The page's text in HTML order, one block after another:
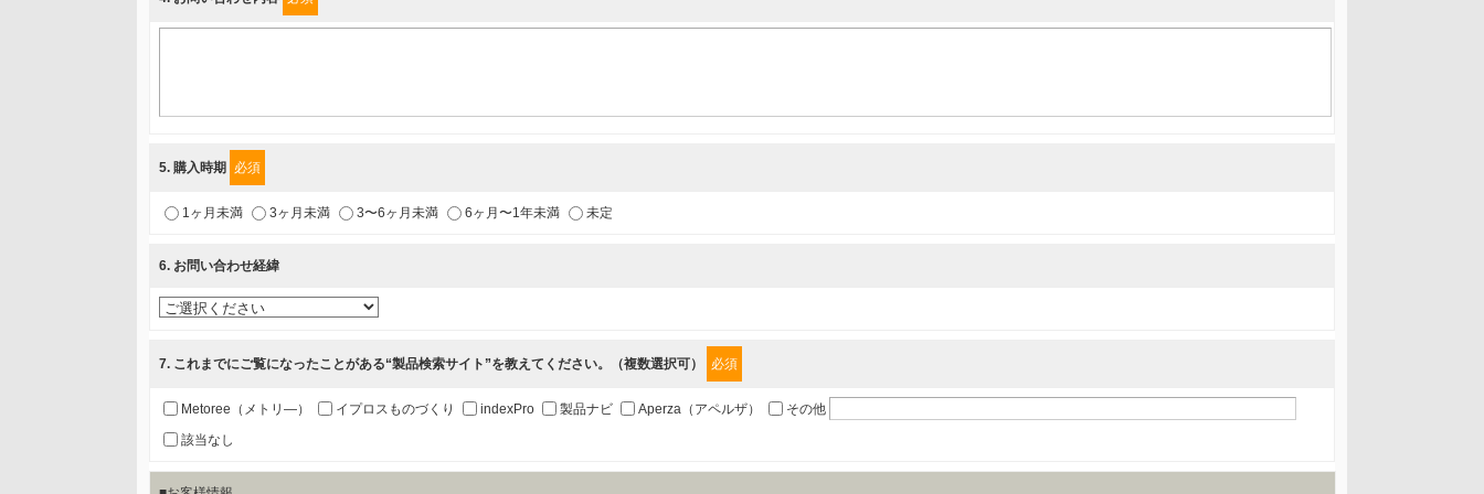
2.当社が開催（主催・共催・協賛）するセミナーなど、各種イベントのお知らせ
第三者提供の有無
あり
a.個人情報の提供・利用目的
当該企業/団体のサービス等のご案内及び当該企業/団体からの情報を提供するため
b.第三者に提供される個人データの項目
お客様のご氏名、フリガナ、企業・団体名、部署名、役職、郵便番号、住所、電話番号、FAX番号、メールアドレス
5. 購入時期 必須
1ヶ月未満 3ヶ月未満 3〜6ヶ月未満 6ヶ月〜1年未満 未定
6. お問い合わせ経緯
7. これまでにご覧になったことがある“製品検索サイト”を教えてください。（複数選択可） 必須
Metoree（メトリ―） イプロスものづくり indexPro 製品ナビ Aperza（アペルザ）
その他
該当なし